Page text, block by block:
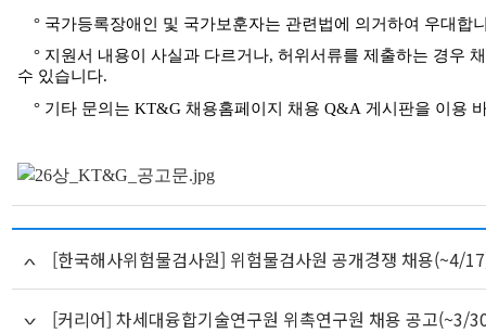
° 국가등록장애인 및 국가보훈자는 관련법에 의거하여 우대합
° 지원서 내용이 사실과 다르거나, 허위서류를 제출하는 경우
수 있습니다.
° 기타 문의는 KT&G 채용홈페이지 채용 Q&A 게시판을 이용
[한국해사위험물검사원] 위험물검사원 공개경쟁 채용(~4/
[커리어] 차세대융합기술연구원 위촉연구원 채용 공고(~3/